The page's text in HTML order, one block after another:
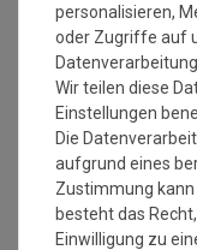
Garten
um den
Innenhof und
Balkon
Wintergarten
Terrassen
Lounges
Hausboote
Wohnwagen
personalisieren,
oder Zugriffe auf
Wir teilen diese
Einstellungen
Die
aufgrund eines
Zustimmung
besteht das
Einwilligung zu